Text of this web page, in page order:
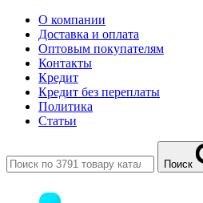
О компании
Доставка и оплата
Оптовым покупателям
Контакты
Кредит
Кредит без переплаты
Политика
Статьи
Поиск